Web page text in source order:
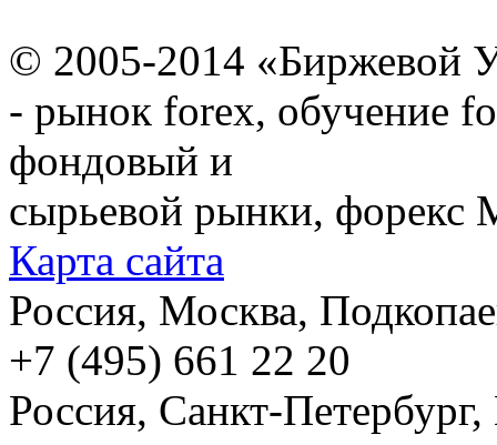
© 2005-2014 «Биржевой
- рынок forex, обучение
фондовый и
сырьевой рынки, форекс
Карта сайта
Россия, Москва,
+7 (495) 661 22 20
Россия, Санкт-